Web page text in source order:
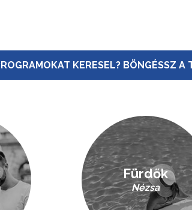
KERESEL? BÖNGÉSSZ A
Fürdők
Nézsa